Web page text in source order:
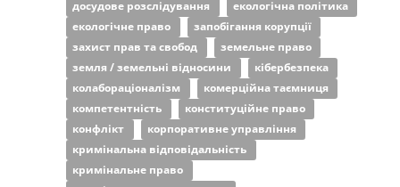
досудове розслідування
екологічна політика
екологічне право
запобігання корупції
захист прав та свобод
земельне право
земля / земельні відносини
кібербезпека
колабораціоналізм
комерційна таємниця
компетентність
конституційне право
конфлікт
корпоративне управління
кримінальна відповідальність
кримінальне право